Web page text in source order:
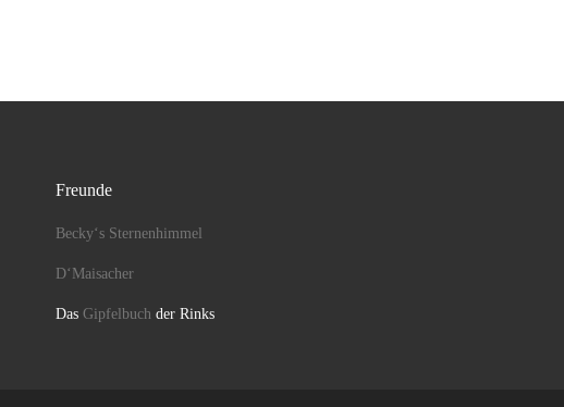
Freunde
Becky‘s Sternenhimmel
D‘Maisacher
Das Gipfelbuch der Rinks